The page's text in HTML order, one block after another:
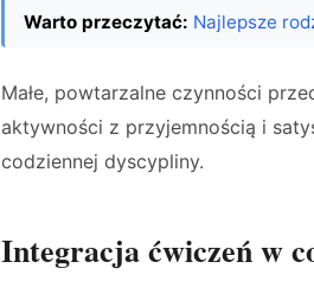
Warto przeczytać: Najlepsze
Małe, powtarzalne czynności
aktywności z przyjemnością i
codziennej dyscypliny.
Integracja ćwiczeń w